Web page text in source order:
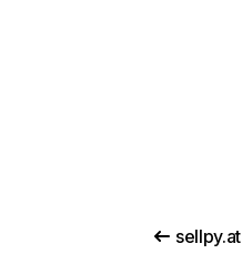
sellpy.at